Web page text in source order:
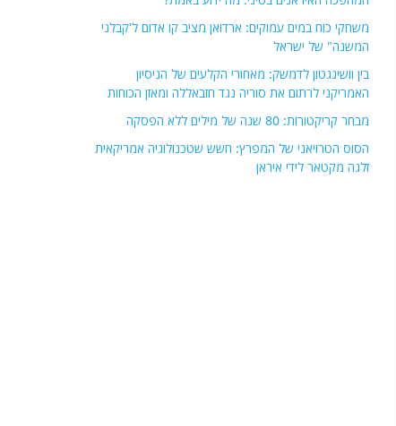
משחקי כוח במים עמוקים: ארדואן מציב קו אדום ל'קבלני
המשנה" של ישראל
בין וושינגטון לדמשק: מאחורי הקלעים של הניסיון
האמריקני לרתום את סוריה נגד חזבאללה ומאזן הכוחות
מבחר קריקטורות: 80 שנה של מילים ללא הפסקה
הסוס הטרויאני של המפרץ: חשש שטכנולוגיה אמריקאית
זלגה מקטאר לידי איראן